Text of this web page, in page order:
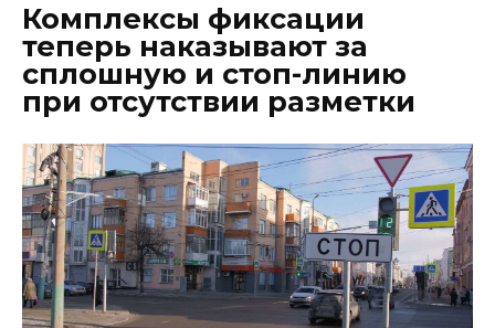
Комплексы фиксации
теперь наказывают за
сплошную и стоп-линию
при отсутствии разметки